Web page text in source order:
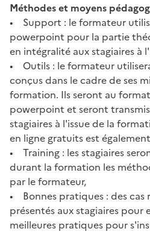
Méthodes et moyens
• Support : le formateur
powerpoint pour la partie
en intégralité aux stagiaires à
• Outils : le formateur
conçus dans le cadre de ses
formation. Ils seront au
powerpoint et seront
stagiaires à l'issue de la
en ligne gratuits est
• Training : les stagiaires
durant la formation les
par le formateur,
• Bonnes pratiques : des cas
présentés aux stagiaires pour
meilleures pratiques pour